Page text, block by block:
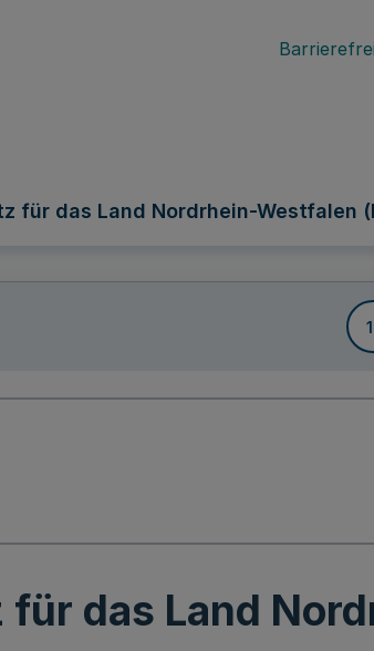
für das Land Nordrhein-Westfalen
das Land